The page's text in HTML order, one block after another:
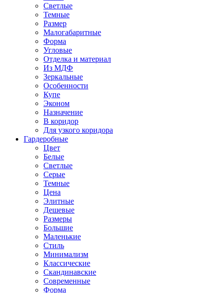
Светлые
Темные
Размер
Малогабаритные
Форма
Угловые
Отделка и материал
Из МДФ
Зеркальные
Особенности
Купе
Эконом
Назначение
В коридор
Для узкого коридора
Гардеробные
Цвет
Белые
Светлые
Серые
Темные
Цена
Элитные
Дешевые
Размеры
Большие
Маленькие
Стиль
Минимализм
Классические
Скандинавские
Современные
Форма